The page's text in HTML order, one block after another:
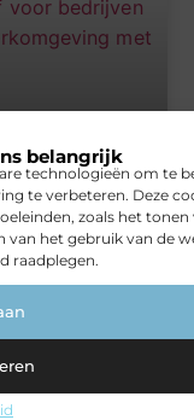
belangrijk
technologieën om te
te verbeteren. Deze
zoals het tonen
van het gebruik van de
raadplegen.
jouw bedrijf
ZAKELIJK